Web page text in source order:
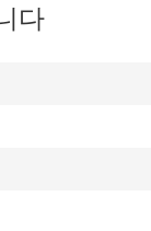
다